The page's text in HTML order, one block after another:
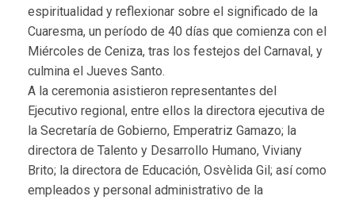
espiritualidad y reflexionar sobre el significado de la
Cuaresma, un período de 40 días que comienza con el
Miércoles de Ceniza, tras los festejos del Carnaval, y
culmina el Jueves Santo.
A la ceremonia asistieron representantes del
Ejecutivo regional, entre ellos la directora ejecutiva de
la Secretaría de Gobierno, Emperatriz Gamazo; la
directora de Talento y Desarrollo Humano, Viviany
Brito; la directora de Educación, Osvèlida Gil; así como
empleados y personal administrativo de la